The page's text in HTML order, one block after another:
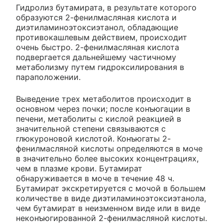
Гидролиз бутамирата, в результате которого
образуются 2-фенилмасляная кислота и
диэтиламиноэтоксиэтанол, обладающие
противокашлевым действием, происходит
очень быстро. 2-фенилмасляная кислота
подвергается дальнейшему частичному
метаболизму путем гидроксилирования в
параположении.
Выведение трех метаболитов происходит в
основном через почки; после конъюгации в
печени, метаболиты с кислой реакцией в
значительной степени связываются с
глюкуроновой кислотой. Конъюгаты 2-
фенилмасляной кислоты определяются в моче
в значительно более высоких концентрациях,
чем в плазме крови. Бутамират
обнаруживается в моче в течение 48 ч.
Бутамират экскретируется с мочой в большем
количестве в виде диэтиламиноэтоксиэтанола,
чем бутамират в неизменном виде или в виде
неконъюгированной 2-фенилмасляной кислоты.